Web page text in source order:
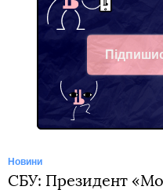
Telegram
Новини
СБУ: Президент